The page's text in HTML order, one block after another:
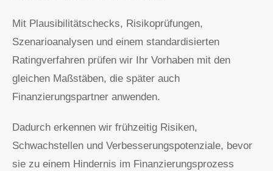
Mit Plausibilitätschecks, Risikoprüfungen,
Szenarioanalysen und einem standardisierten
Ratingverfahren prüfen wir Ihr Vorhaben mit den
gleichen Maßstäben, die später auch
Finanzierungspartner anwenden.
Dadurch erkennen wir frühzeitig Risiken,
Schwachstellen und Verbesserungspotenziale, bevor
sie zu einem Hindernis im Finanzierungsprozess